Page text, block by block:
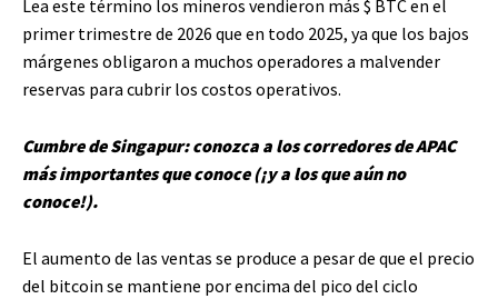
Lea este término los mineros vendieron más $ BTCen el
primer trimestre de 2026 que en todo 2025, ya que los bajos
márgenes obligaron a muchos operadores a malvender
reservas para cubrir los costos operativos.
Cumbre de Singapur: conozca a los corredores de APAC
más importantes que conoce (¡y a los que aún no
conoce!).
El aumento de las ventas se produce a pesar de que el precio
del bitcoin se mantiene por encima del pico del ciclo